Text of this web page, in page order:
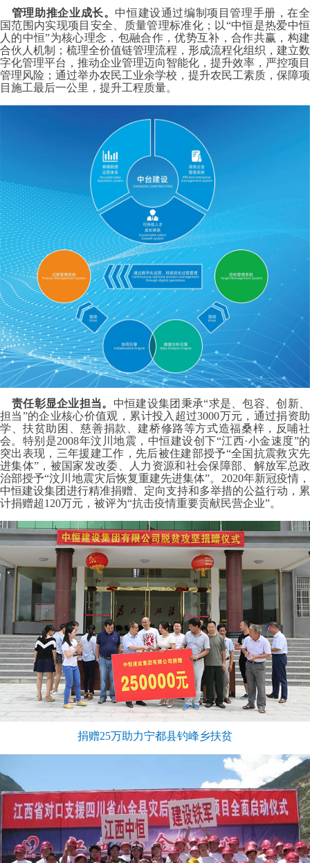
管理助推企业成长。 中恒建设通过编制项目管理手册，在全
国范围内实现项目安全、质量管理标准化；以“中恒是热爱中恒
人的中恒”为核心理念，包融合作，优势互补，合作共赢，构建
合伙人机制；梳理全价值链管理流程，形成流程化组织，建立数
字化管理平台，推动企业管理迈向智能化，提升效率，严控项目
管理风险；通过举办农民工业余学校，提升农民工素质，保障项
目施工最后一公里，提升工程质量。
责任彰显企业担当。 中恒建设集团秉承“求是、包容、创新、
担当”的企业核心价值观，累计投入超过3000万元，通过捐资助
学、扶贫助困、慈善捐款、建桥修路等方式造福桑梓，反哺社
会。特别是2008年汶川地震，中恒建设创下“江西·小金速度”的
突出表现，三年援建工作，先后被住建部授予“全国抗震救灾先
进集体”，被国家发改委、人力资源和社会保障部、解放军总政
治部授予“汶川地震灾后恢复重建先进集体”。2020年新冠疫情，
中恒建设集团进行精准捐赠、定向支持和多举措的公益行动，累
计捐赠超120万元，被评为“抗击疫情重要贡献民营企业”。
捐赠25万助力宁都县钓峰乡扶贫